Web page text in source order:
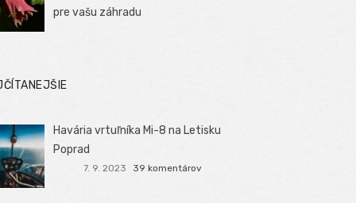
pre vašu záhradu
Havária vrtuľníka Mi-8 na Letisku
Poprad
7. 9. 2023 39 komentárov